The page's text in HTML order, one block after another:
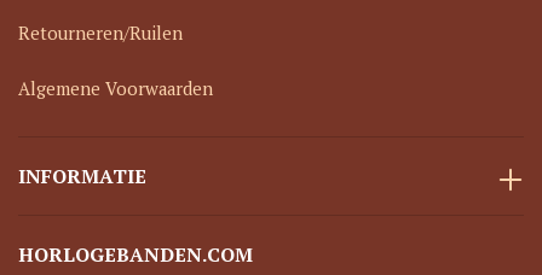
Retourneren/Ruilen
Algemene Voorwaarden
INFORMATIE
HORLOGEBANDEN.COM